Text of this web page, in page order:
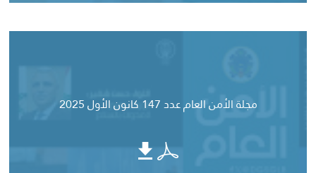
مجلة الأمن العام عدد 147 كانون الأول 2025